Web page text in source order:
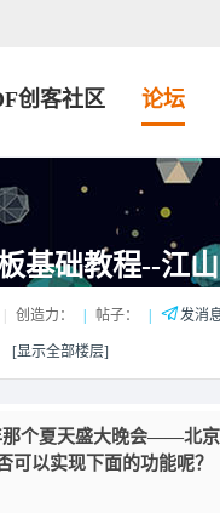
创客社区 论坛
基础教程--江
创造力： 帖子： 发消
[显示全部楼层]
个夏天盛大晚会——北
可以实现下面的功能呢？